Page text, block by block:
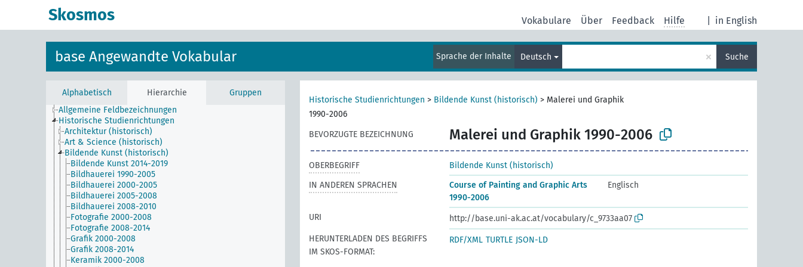
Skosmos in English
Vokabulare Über Feedback Hilfe
base Angewandte Vokabular Sprache der Inhalte Deutsch × Suche
Alphabetisch Hierarchie
Gruppen
Allgemeine Feldbezeichnungen
Historische Studienrichtungen
Architektur (historisch)
Art & Science (historisch)
Bildende Kunst (historisch)
Bildende Kunst 2014-2019
Bildhauerei 1990-2005
Bildhauerei 2000-2005
Bildhauerei 2005-2008
Bildhauerei 2008-2010
Fotografie 2000-2008
Fotografie 2008-2014
Grafik 2000-2008
Grafik 2008-2014
Keramik 2000-2008
Historische Studienrichtungen > Bildende Kunst (historisch) > Malerei und Graphik
1990-2006
BEVORZUGTE BEZEICHNUNG
Malerei und Graphik 1990-2006
OBERBEGRIFF
Bildende Kunst (historisch)
IN ANDEREN SPRACHEN
Course of Painting and Graphic Arts
1990-2006
Englisch
URI
http://base.uni-ak.ac.at/vocabulary/c_9733aa07
HERUNTERLADEN DES BEGRIFFS
IM SKOS-FORMAT:
RDF/XML TURTLE JSON-LD